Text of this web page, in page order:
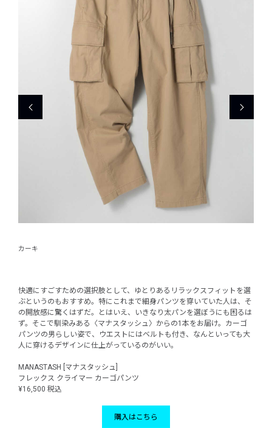
カーキ
快適にすごすための選択肢として、ゆとりあるリラックスフィットを選
ぶというのもおすすめ。特にこれまで細身パンツを穿いていた人は、そ
の開放感に驚くはずだ。とはいえ、いきなり太パンを選ぼうにも困るは
ず。そこで馴染みある〈マナスタッシュ〉からの1本をお届け。カーゴ
パンツの男らしい姿で、ウエストにはベルトも付き、なんといっても大
人に穿けるデザインに仕上がっているのがいい。
MANASTASH [マナスタッシュ]
フレックス クライマー カーゴパンツ
¥16,500 税込
購入はこちら